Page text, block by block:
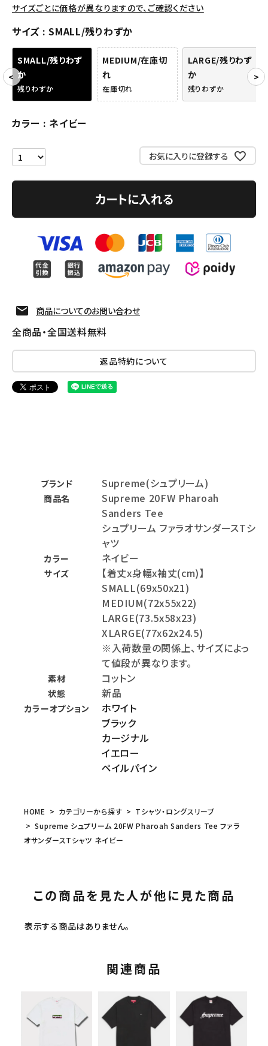
CONTENTS
ようこそ ゲスト 様
meeting_room ログイン 会員登録
Follow us
サイズごとに価格が異なりますので、ご確認ください
サイズ SMALL/残りわずか
SMALL/残りわず
か
残りわずか
MEDIUM/在庫切
れ
在庫切れ
LARGE/残りわず
か
残りわずか
カラー ネイビー
お気に入りに登録する
カートに入れる
商品についてのお問い合わせ
全商品・全国送料無料
返品特約について
ブランド Supreme(シュプリーム)
商品名
Supreme 20FW Pharoah
Sanders Tee
シュプリーム ファラオサンダースTシ
ャツ
カラー ネイビー
サイズ
【着丈x身幅x袖丈(cm)】
SMALL(69x50x21)
MEDIUM(72x55x22)
LARGE(73.5x58x23)
XLARGE(77x62x24.5)
※入荷数量の関係上、サイズによっ
て値段が異なります。
素材 コットン
状態 新品
カラーオプション
ホワイト
ブラック
カージナル
イエロー
ペイルパイン
HOME カテゴリーから探す
Tシャツ・ロングスリーブ
Supreme シュプリーム 20FW Pharoah Sanders Tee ファラ
オサンダースTシャツ ネイビー
この商品を見た人が他に見た商品
表示する商品はありません。
関連商品